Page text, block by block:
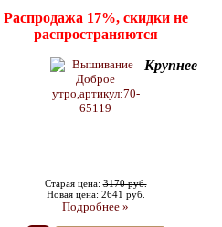
Распродажа 17%, скидки не
распространяются
Крупнее
Старая цена:3170 руб.
Новая цена: 2641 руб.
Подробнее »